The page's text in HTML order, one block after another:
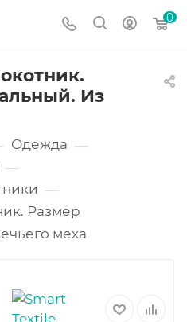
0
Из
Одежда —
—
—
Размер
меха